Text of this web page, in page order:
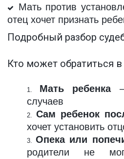
Мать против
отец хочет признать
Подробный разбор
Кто может обратиться в
Мать ребенка—
случаев
Сам ребенок
хочет установить
Опека или
родители не